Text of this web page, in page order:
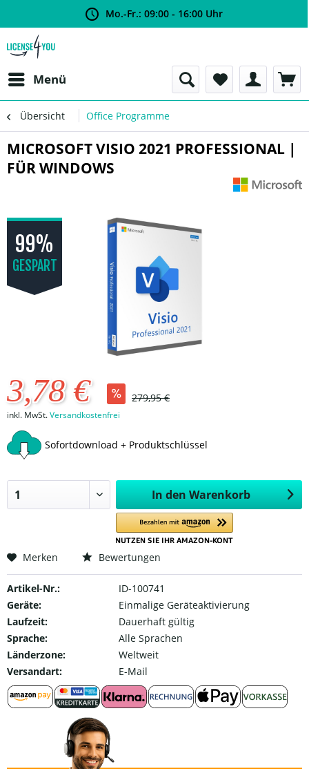
Mo.-Fr.: 09:00 - 16:00 Uhr
Menü
Übersicht Office Programme
MICROSOFT VISIO 2021 PROFESSIONAL |
FÜR WINDOWS
99%
GESPART
3,78 € 279,95 €
inkl. MwSt.Versandkostenfrei
Sofortdownload + Produktschlüssel
In den Warenkorb
Merken Bewertungen
Artikel-Nr.:
ID-100741
Geräte:
Einmalige Geräteaktivierung
Laufzeit:
Dauerhaft gültig
Sprache:
Alle Sprachen
Länderzone:
Weltweit
Versandart:
E-Mail